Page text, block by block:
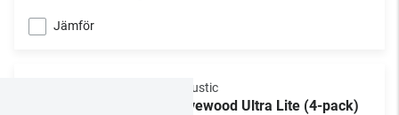
Jämför
Vicoustic
Wavewood Ultra Lite (4-pack)